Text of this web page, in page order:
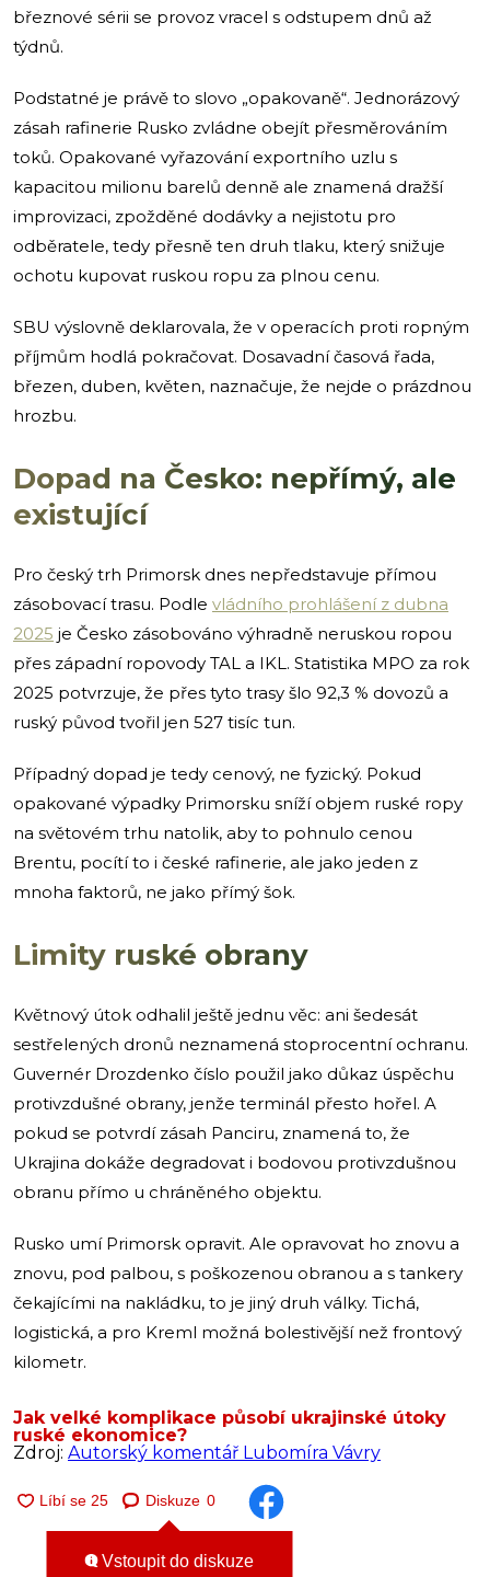
březnové sérii se provoz vracel s odstupem dnů až
týdnů.
Podstatné je právě to slovo „opakovaně“. Jednorázový
zásah rafinerie Rusko zvládne obejít přesměrováním
toků. Opakované vyřazování exportního uzlu s
kapacitou milionu barelů denně ale znamená dražší
improvizaci, zpožděné dodávky a nejistotu pro
odběratele, tedy přesně ten druh tlaku, který snižuje
ochotu kupovat ruskou ropu za plnou cenu.
SBU výslovně deklarovala, že v operacích proti ropným
příjmům hodlá pokračovat. Dosavadní časová řada,
březen, duben, květen, naznačuje, že nejde o prázdnou
hrozbu.
Dopad na Česko: nepřímý, ale
existující
Pro český trh Primorsk dnes nepředstavuje přímou
zásobovací trasu. Podle vládního prohlášení z dubna
2025 je Česko zásobováno výhradně neruskou ropou
přes západní ropovody TAL a IKL. Statistika MPO za rok
2025 potvrzuje, že přes tyto trasy šlo 92,3 % dovozů a
ruský původ tvořil jen 527 tisíc tun.
Případný dopad je tedy cenový, ne fyzický. Pokud
opakované výpadky Primorsku sníží objem ruské ropy
na světovém trhu natolik, aby to pohnulo cenou
Brentu, pocítí to i české rafinerie, ale jako jeden z
mnoha faktorů, ne jako přímý šok.
Limity ruské obrany
Květnový útok odhalil ještě jednu věc: ani šedesát
sestřelených dronů neznamená stoprocentní ochranu.
Guvernér Drozdenko číslo použil jako důkaz úspěchu
protivzdušné obrany, jenže terminál přesto hořel. A
pokud se potvrdí zásah Panciru, znamená to, že
Ukrajina dokáže degradovat i bodovou protivzdušnou
obranu přímo u chráněného objektu.
Rusko umí Primorsk opravit. Ale opravovat ho znovu a
znovu, pod palbou, s poškozenou obranou a s tankery
čekajícími na nakládku, to je jiný druh války. Tichá,
logistická, a pro Kreml možná bolestivější než frontový
kilometr.
Jak velké komplikace působí ukrajinské útoky
ruské ekonomice?
Zdroj: Autorský komentář Lubomíra Vávry
Diskuze 0
Vstoupit do diskuze